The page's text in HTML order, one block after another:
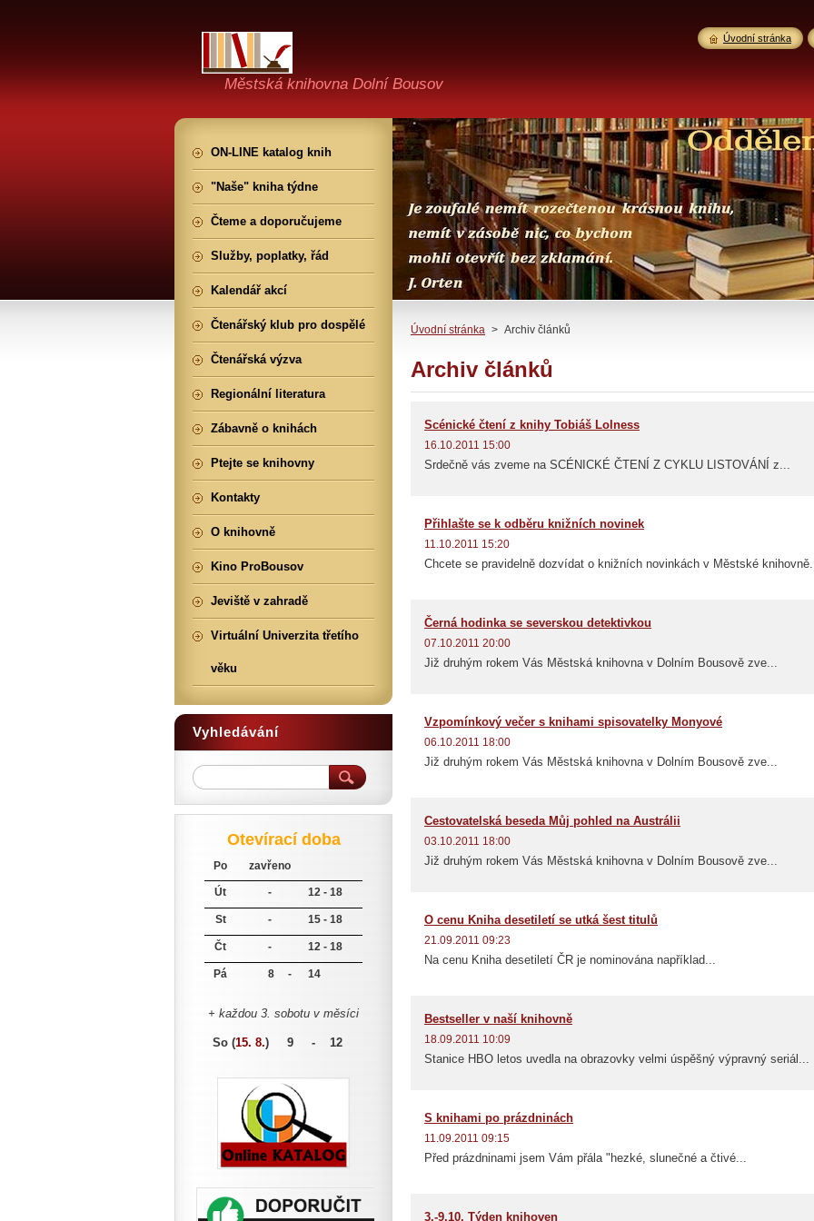
Městská knihovna Dolní Bousov
Úvodní stránka > Archiv článků
Archiv článků
Scénické čtení z knihy Tobiáš Lolness
16.10.2011 15:00
Srdečně vás zveme na SCÉNICKÉ ČTENÍ Z CYKLU LISTOVÁNÍ z...
Přihlašte se k odběru knižních novinek
11.10.2011 15:20
Chcete se pravidelně dozvídat o knižních novinkách v Městské
Černá hodinka se severskou detektivkou
07.10.2011 20:00
Již druhým rokem Vás Městská knihovna v Dolním Bousově zve...
Vzpomínkový večer s knihami spisovatelky Monyové
06.10.2011 18:00
Již druhým rokem Vás Městská knihovna v Dolním Bousově zve...
Cestovatelská beseda Můj pohled na Austrálii
03.10.2011 18:00
Již druhým rokem Vás Městská knihovna v Dolním Bousově zve...
O cenu Kniha desetiletí se utká šest titulů
21.09.2011 09:23
Na cenu Kniha desetiletí ČR je nominována například...
Bestseller v naší knihovně
18.09.2011 10:09
Stanice HBO letos uvedla na obrazovky velmi úspěšný výpravný seriál...
S knihami po prázdninách
11.09.2011 09:15
Před prázdninami jsem Vám přála "hezké, slunečné a čtivé...
3.-9.10. Týden knihoven
ON-LINE katalog knih
"Naše" kniha týdne
Čteme a doporučujeme
Služby, poplatky, řád
Kalendář akcí
Čtenářský klub pro dospělé
Čtenářská výzva
Regionální literatura
Zábavně o knihách
Ptejte se knihovny
Kontakty
O knihovně
Kino ProBousov
Jeviště v zahradě
Virtuální Univerzita třetího
věku
Vyhledávání
Otevírací doba
Po zavřeno
Út - 12 - 18
St - 15 - 18
Čt - 12 - 18
Pá 8 - 14
+ každou 3. sobotu v měsíci
So (15. 8.) 9 - 12
Úvodní stránka